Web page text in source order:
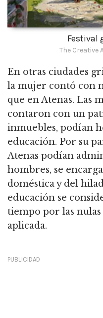
Festival
The Creative
En otras ciudades
la mujer contó con
que en Atenas. Las
contaron con un
inmuebles, podían
educación. Por su
Atenas podían
hombres, se
doméstica y del
educación se
tiempo por las
aplicada.
PUBLICIDAD